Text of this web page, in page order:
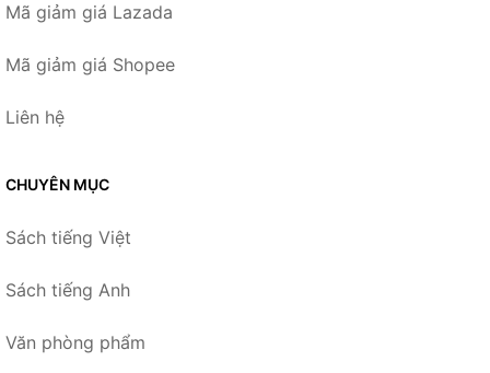
Mã giảm giá Lazada
Mã giảm giá Shopee
Liên hệ
CHUYÊN MỤC
Sách tiếng Việt
Sách tiếng Anh
Văn phòng phẩm